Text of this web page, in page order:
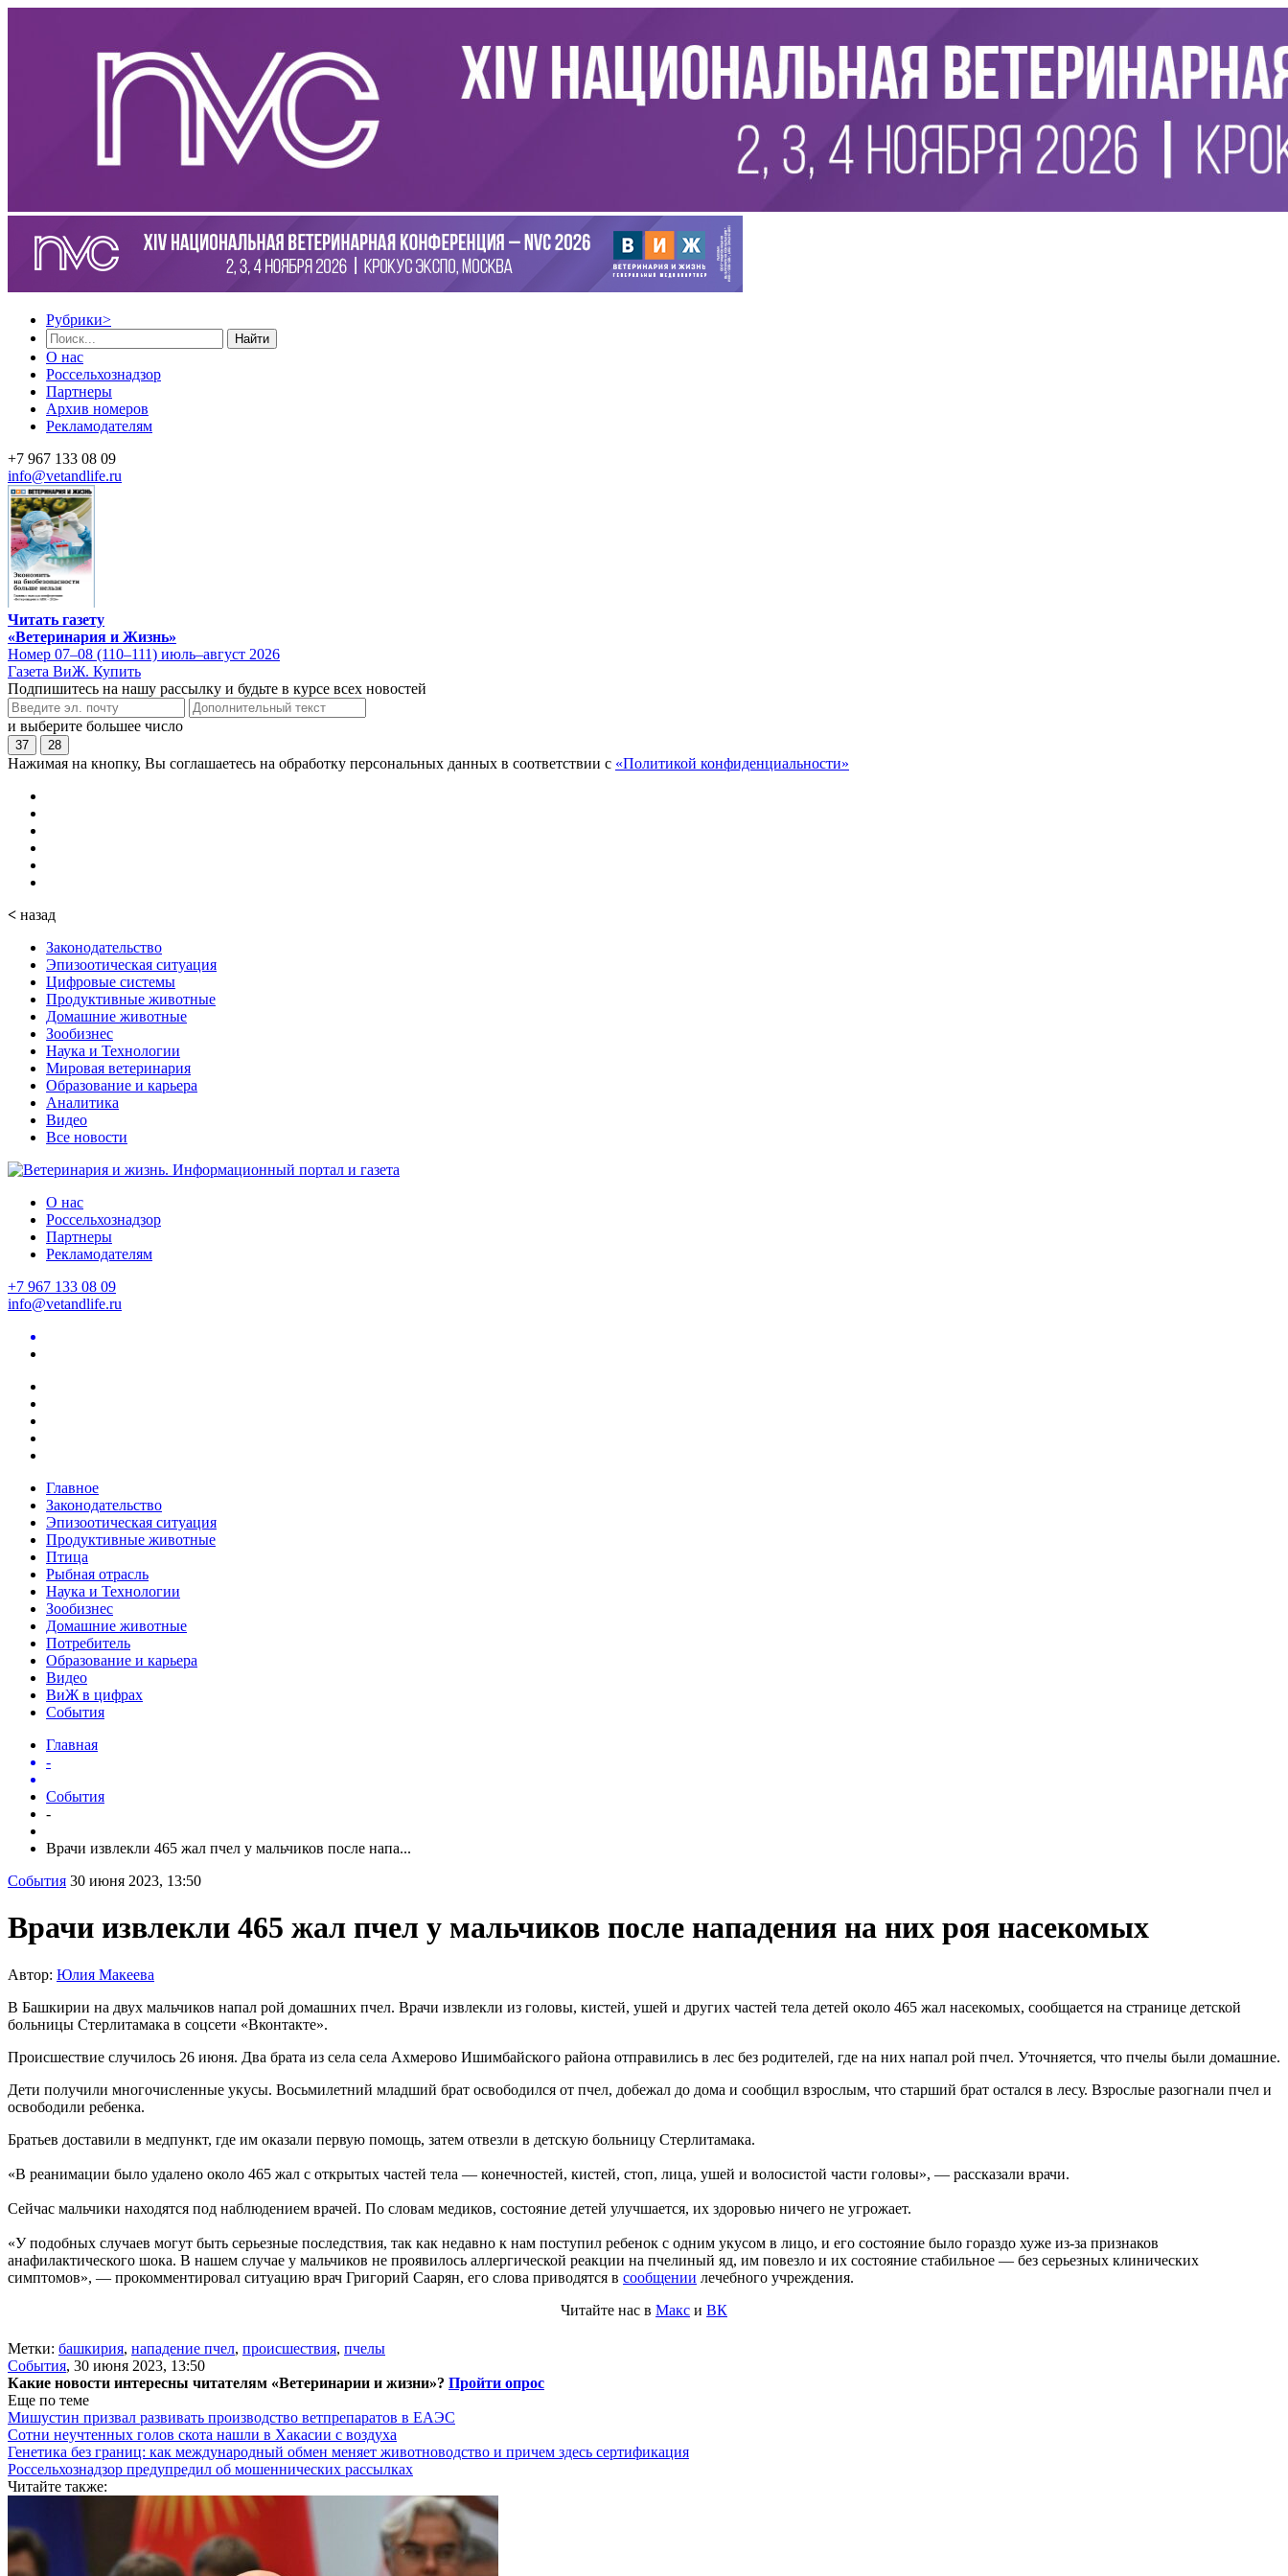
Рубрики>
Найти
О нас
Россельхознадзор
Партнеры
Архив номеров
Рекламодателям
+7 967 133 08 09
info@vetandlife.ru
Читать газету
«Ветеринария и Жизнь»
Номер 07–08 (110–111) июль–август 2026
Газета ВиЖ. Купить
Подпишитесь на нашу рассылку и будьте в курсе всех новостей
и выберите большее число
37 28
Нажимая на кнопку, Вы соглашаетесь на обработку персональных данных в соответствии с «Политикой конфиденциальности»
< назад
Законодательство
Эпизоотическая ситуация
Цифровые системы
Продуктивные животные
Домашние животные
Зообизнес
Наука и Технологии
Мировая ветеринария
Образование и карьера
Аналитика
Видео
Все новости
О нас
Россельхознадзор
Партнеры
Рекламодателям
+7 967 133 08 09
info@vetandlife.ru
Главное
Законодательство
Эпизоотическая ситуация
Продуктивные животные
Птица
Рыбная отрасль
Наука и Технологии
Зообизнес
Домашние животные
Потребитель
Образование и карьера
Видео
ВиЖ в цифрах
События
Главная
-
События
-
Врачи извлекли 465 жал пчел у мальчиков после напа...
События 30 июня 2023, 13:50
Врачи извлекли 465 жал пчел у мальчиков после нападения на них роя насекомых
Автор: Юлия Макеева
В Башкирии на двух мальчиков напал рой домашних пчел. Врачи извлекли из головы, кистей, ушей и других частей тела детей около 465 жал насекомых, сообщается на странице детской
больницы Стерлитамака в соцсети «Вконтакте».
Происшествие случилось 26 июня. Два брата из села села Ахмерово Ишимбайского района отправились в лес без родителей, где на них напал рой пчел. Уточняется, что пчелы были домашние.
Дети получили многочисленные укусы. Восьмилетний младший брат освободился от пчел, добежал до дома и сообщил взрослым, что старший брат остался в лесу. Взрослые разогнали пчел и
освободили ребенка.
Братьев доставили в медпункт, где им оказали первую помощь, затем отвезли в детскую больницу Стерлитамака.
«В реанимации было удалено около 465 жал с открытых частей тела — конечностей, кистей, стоп, лица, ушей и волосистой части головы», — рассказали врачи.
Сейчас мальчики находятся под наблюдением врачей. По словам медиков, состояние детей улучшается, их здоровью ничего не угрожает.
«У подобных случаев могут быть серьезные последствия, так как недавно к нам поступил ребенок с одним укусом в лицо, и его состояние было гораздо хуже из-за признаков
анафилактического шока. В нашем случае у мальчиков не проявилось аллергической реакции на пчелиный яд, им повезло и их состояние стабильное — без серьезных клинических
симптомов», — прокомментировал ситуацию врач Григорий Саарян, его слова приводятся в сообщении лечебного учреждения.
Читайте нас в Макс и ВК
Метки: башкирия, нападение пчел, происшествия, пчелы
События, 30 июня 2023, 13:50
Какие новости интересны читателям «Ветеринарии и жизни»? Пройти опрос
Еще по теме
Мишустин призвал развивать производство ветпрепаратов в ЕАЭС
Сотни неучтенных голов скота нашли в Хакасии с воздуха
Генетика без границ: как международный обмен меняет животноводство и причем здесь сертификация
Россельхознадзор предупредил об мошеннических рассылках
Читайте также: